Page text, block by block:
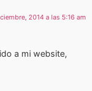
2014 a las 5:16 am
a mi website,